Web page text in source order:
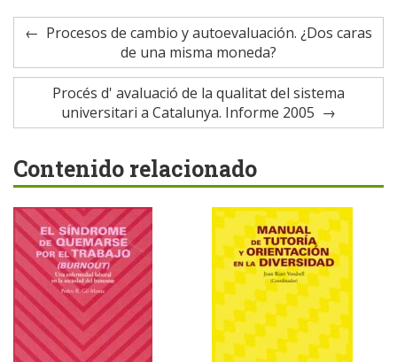
Procesos de cambio y autoevaluación. ¿Dos caras
de una misma moneda?
Procés d' avaluació de la qualitat del sistema
universitari a Catalunya. Informe 2005
Contenido relacionado